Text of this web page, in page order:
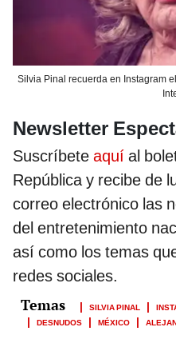
Silvia Pinal recuerda en Instagram
Newsletter
Suscríbete aquí al
República y recibe de
correo electrónico las
del entretenimiento
así como los temas
redes sociales.
SILVIA PINAL
DESNUDOS
MÉXICO